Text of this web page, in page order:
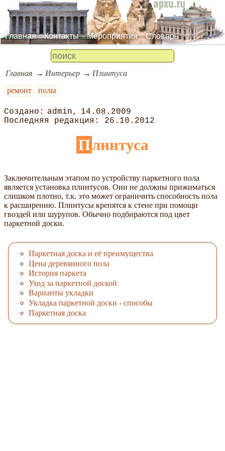
Главная Контакты Мероприятия Словарь
Главная Интерьер
Плинтуса
ремонт
полы
admin
14.08.2009
26.10.2012
Плинтуса
Заключительным этапом по устройству паркетного пола
является установка плинтусов. Они не должны прижиматься
слишком плотно, т.к. это может ограничить способность пола
к расширению. Плинтусы крепятся к стене при помощи
гвоздей или шурупов. Обычно подбираются под цвет
паркетной доски.
Паркетная доска и её преимущества
Цена деревянного пола
История паркета
Уход за паркетной доской
Варианты укладки
Укладка паркетной доски - способы
Паркетная доска